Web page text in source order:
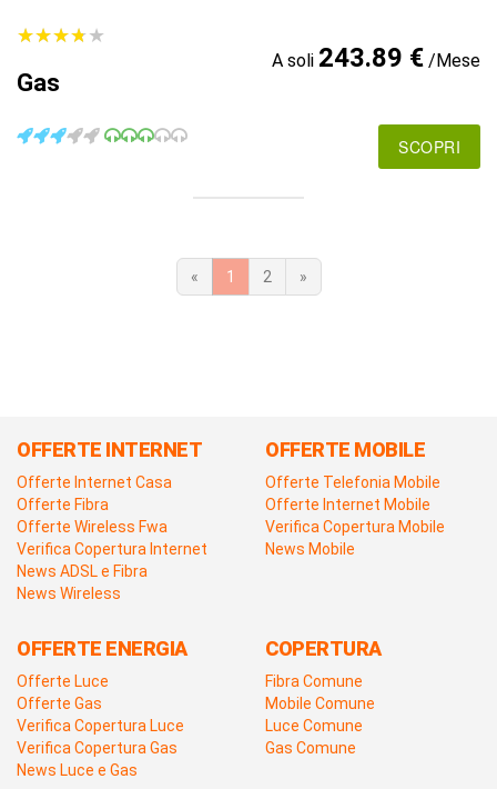
★★★★★
★★★★★
Gas
A soli 243.89 €/Mese
SCOPRI
« 1 2 »
OFFERTE INTERNET
Offerte Internet Casa
Offerte Fibra
Offerte Wireless Fwa
Verifica Copertura Internet
News ADSL e Fibra
News Wireless
OFFERTE MOBILE
Offerte Telefonia Mobile
Offerte Internet Mobile
Verifica Copertura Mobile
News Mobile
OFFERTE ENERGIA
Offerte Luce
Offerte Gas
Verifica Copertura Luce
Verifica Copertura Gas
News Luce e Gas
COPERTURA
Fibra Comune
Mobile Comune
Luce Comune
Gas Comune